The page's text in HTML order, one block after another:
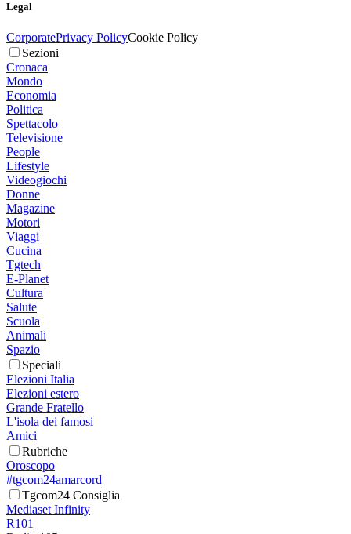
Legal
CorporatePrivacy PolicyCookie Policy
Sezioni
Cronaca
Mondo
Economia
Politica
Spettacolo
Televisione
People
Lifestyle
Videogiochi
Donne
Magazine
Motori
Viaggi
Cucina
Tgtech
E-Planet
Cultura
Salute
Scuola
Animali
Spazio
Speciali
Elezioni Italia
Elezioni estero
Grande Fratello
L'isola dei famosi
Amici
Rubriche
Oroscopo
#tgcom24amarcord
Tgcom24 Consiglia
Mediaset Infinity
R101